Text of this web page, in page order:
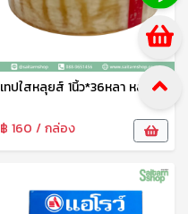
เทปใสหลุยส์ 1นิ้ว*36หลา หลุยส์
฿ 160 / กล่อง